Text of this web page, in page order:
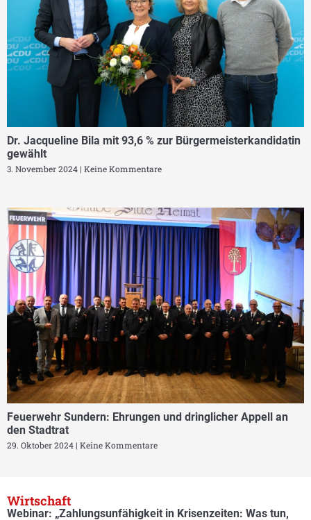
Dr. Jacqueline Bila mit 93,6 % zur Bürgermeisterkandidatin
gewählt
3. November 2024 Keine Kommentare
Feuerwehr Sundern: Ehrungen und dringlicher Appell an
den Stadtrat
29. Oktober 2024 Keine Kommentare
Wirtschaft
Webinar: „Zahlungsunfähigkeit in Krisenzeiten: Was tun,